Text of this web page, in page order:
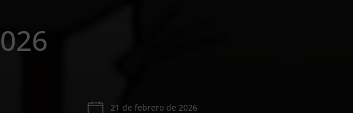
21 de febrero de 2026